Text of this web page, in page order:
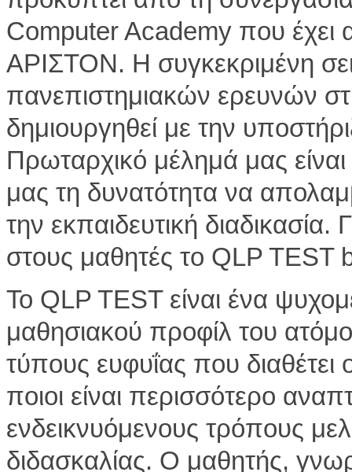
Computer Academy που έχει
ΑΡΙΣΤΟΝ. Η συγκεκριμένη
πανεπιστημιακών ερευνών
δημιουργηθεί με την
Πρωταρχικό μέλημά μας
μας τη δυνατότητα να
την εκπαιδευτική
στους μαθητές το QLP TEST
Το QLP TEST είναι ένα
μαθησιακού προφίλ του
τύπους ευφυΐας που
ποιοι είναι περισσότερο
ενδεικνυόμενους τρόπους
διδασκαλίας. Ο μαθητής,